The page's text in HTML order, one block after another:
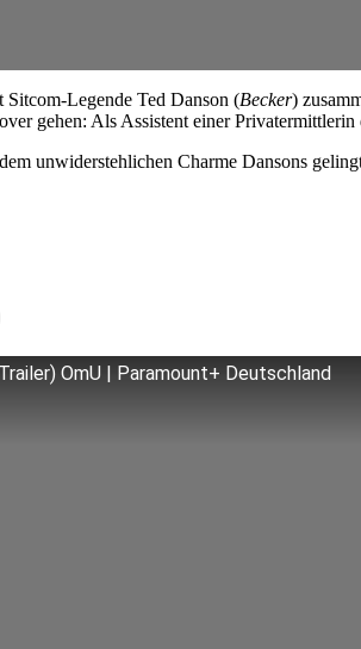
Sitcom-Legende Ted Danson (Becker)
gehen: Als Assistent einer
unwiderstehlichen Charme Dansons
OmU | Paramount+ Deutschland